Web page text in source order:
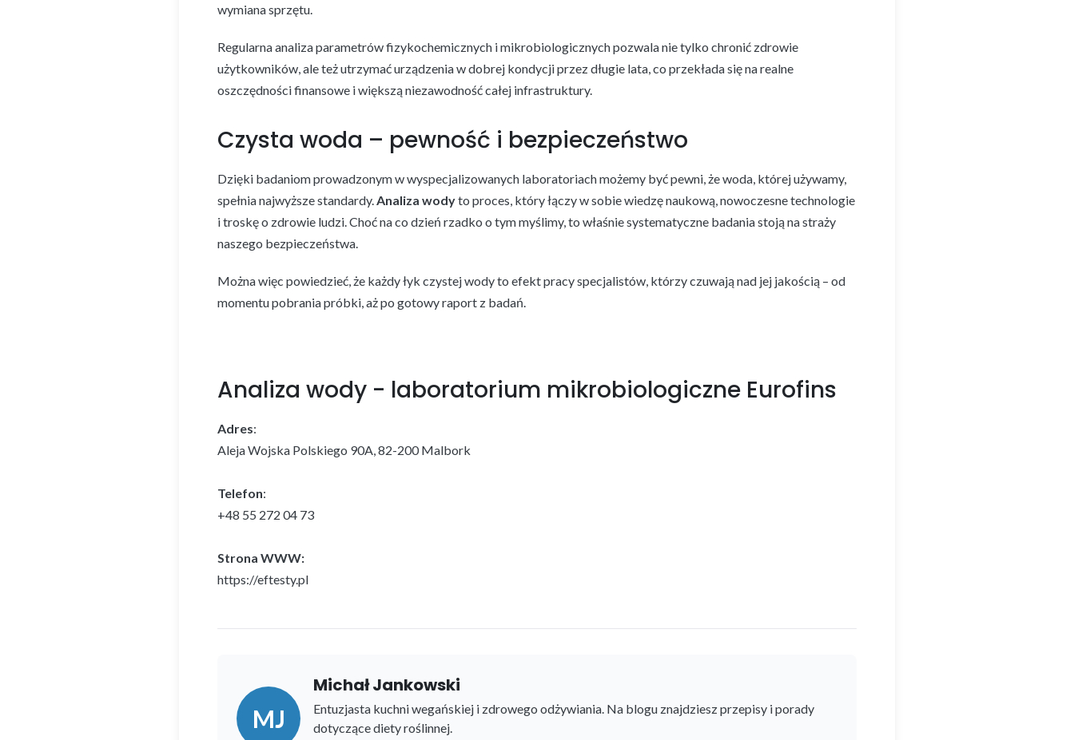
wymiana sprzętu.
Regularna analiza parametrów fizykochemicznych i mikrobiologicznych pozwala nie tylko chronić zdrowie
użytkowników, ale też utrzymać urządzenia w dobrej kondycji przez długie lata, co przekłada się na realne
oszczędności finansowe i większą niezawodność całej infrastruktury.
Czysta woda – pewność i bezpieczeństwo
Dzięki badaniom prowadzonym w wyspecjalizowanych laboratoriach możemy być pewni, że woda, której używamy,
spełnia najwyższe standardy.Analiza wodyto proces, który łączy w sobie wiedzę naukową, nowoczesne technologie
i troskę o zdrowie ludzi. Choć na co dzień rzadko o tym myślimy, to właśnie systematyczne badania stoją na straży
naszego bezpieczeństwa.
Można więc powiedzieć, że każdy łyk czystej wody to efekt pracy specjalistów, którzy czuwają nad jej jakością – od
momentu pobrania próbki, aż po gotowy raport z badań.
Analiza wody - laboratorium mikrobiologiczne Eurofins
Adres:
Aleja Wojska Polskiego 90A, 82-200 Malbork
Telefon:
+48 55 272 04 73
Strona WWW:
https://eftesty.pl
MJ
Michał Jankowski
Entuzjasta kuchni wegańskiej i zdrowego odżywiania. Na blogu znajdziesz przepisy i porady
dotyczące diety roślinnej.